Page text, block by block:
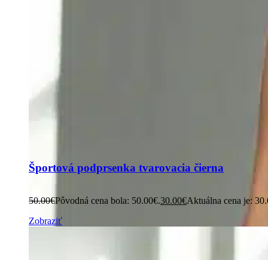
Športová podprsenka tvarovacia čierna
50.00€Pôvodná cena bola: 50.00€.30.00€Aktuálna cena je:
Zobraziť